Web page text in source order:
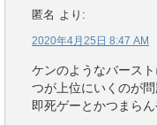
匿名 より:
2020年4月25日 8:47 AM
ケンのようなバース
つが上位にいくのが問
即死ゲーとかつまらん